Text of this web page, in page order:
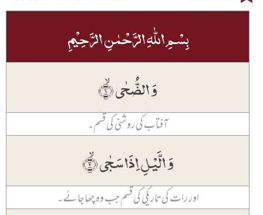
بِسۡمِ اللّٰہِ الرَّحۡمٰنِ الرَّحِیۡمِ
وَ الضُّحٰی ۙ﴿۱﴾
آفتاب کی روشنی کی قسم۔
وَ الَّیۡلِ اِذَا سَجٰی ۙ﴿۲﴾
اور رات کی تاریکی کی قسم جب وہ چھا جائے۔